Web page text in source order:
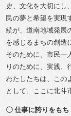
史、文化を大切にし
民の夢と希望を実現
続が、道南地域発展
を感じるまちの創造
そのために、市民一
りのために、実践、
わたしたちは、この
として、ここに北斗
〇 仕事に誇りをも